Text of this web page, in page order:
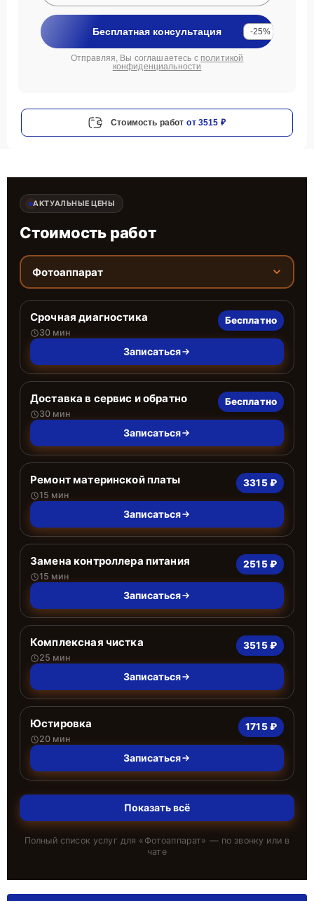
Бесплатная консультация -25%
Отправляя, Вы соглашаетесь с политикой
конфиденциальности
Стоимость работ от 3515 ₽
АКТУАЛЬНЫЕ ЦЕНЫ
Стоимость работ
Фотоаппарат
Срочная диагностика
30 мин
Бесплатно
Записаться
Доставка в сервис и обратно
30 мин
Бесплатно
Записаться
Ремонт материнской платы
15 мин
3315 ₽
Записаться
Замена контроллера питания
15 мин
2515 ₽
Записаться
Комплексная чистка
25 мин
3515 ₽
Записаться
Юстировка
20 мин
1715 ₽
Записаться
Показать всё
Полный список услуг для « Фотоаппарат» — по звонку или в
чате